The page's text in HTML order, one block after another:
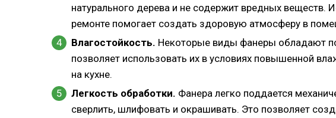
натурального дерева и не содержит вредных веществ.
ремонте помогает создать здоровую атмосферу в
Влагостойкость. Некоторые виды фанеры обладают
позволяет использовать их в условиях повышенной
на кухне.
Легкость обработки. Фанера легко поддается
сверлить, шлифовать и окрашивать. Это позволяет